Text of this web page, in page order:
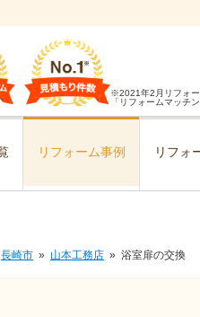
※2021年2月リフォー
「リフォームマッチ
リフォーム事例 リフォ
長崎市 山本工務店 浴室扉の交換